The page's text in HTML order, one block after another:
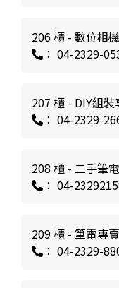
206 櫃 - 數位相
： 04-2329-
207 櫃 - DIY組
： 04-2329-
208 櫃 - 二手筆
： 04-
209 櫃 - 筆電專
： 04-2329-